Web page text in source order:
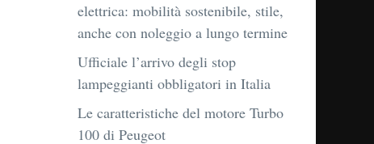
elettrica: mobilità sostenibile, stile,
anche con noleggio a lungo termine
Ufficiale l’arrivo degli stop
lampeggianti obbligatori in Italia
Le caratteristiche del motore Turbo
100 di Peugeot